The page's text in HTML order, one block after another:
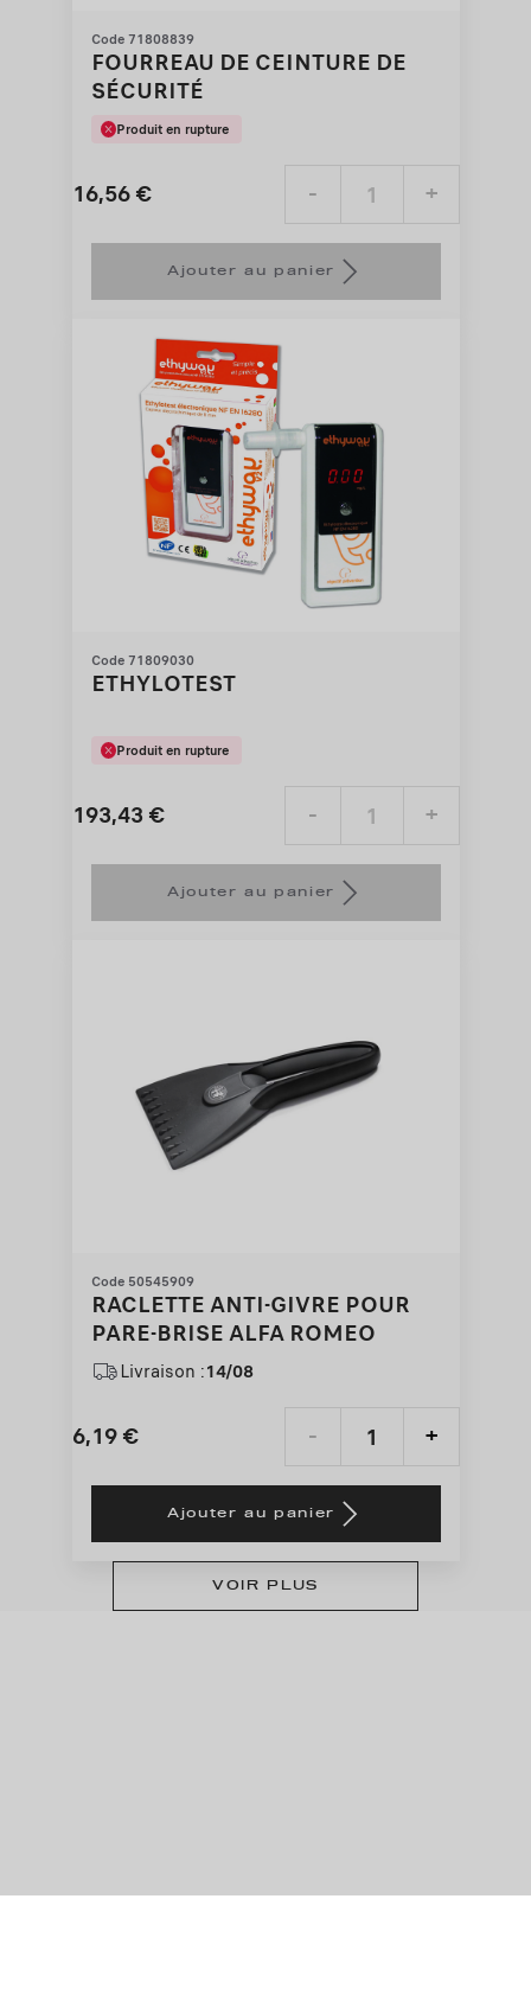
Code 71808839
FOURREAU DE CEINTURE DE
SÉCURITÉ
Produit en rupture
16,56 €
Price
16,56
- +
Quantity
to:
Ajouter au panier
Code 71809030
ETHYLOTEST
Produit en rupture
193,43 €
Price
193,43
- +
Quantity
to:
Ajouter au panier
Code 50545909
RACLETTE ANTI-GIVRE POUR
PARE-BRISE ALFA ROMEO
Livraison :14/08
6,19 €
Price
6,19
- +
Quantity
to:
Ajouter au panier
VOIR PLUS